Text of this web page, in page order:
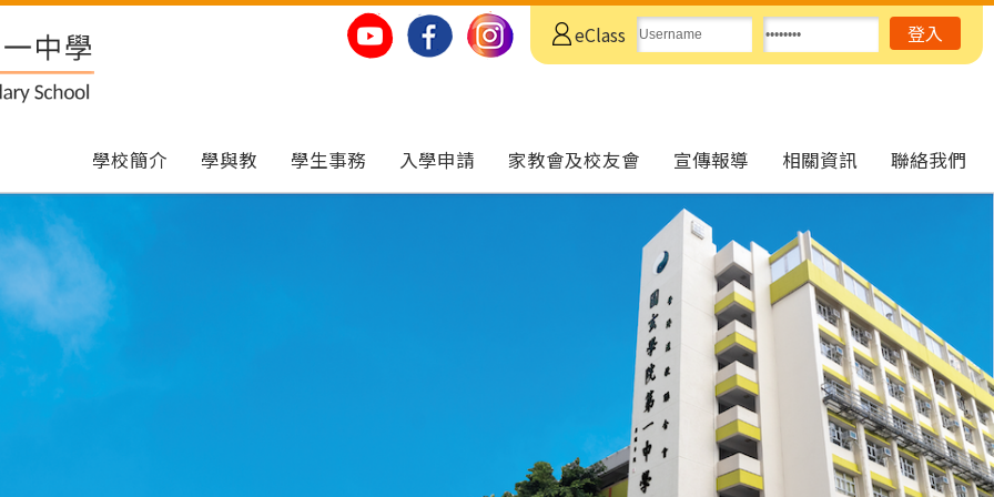
eClass
學校簡介 學與教 學生事務 入學申請 家教會及校友會 宣傳報導 相關資訊 聯絡我們